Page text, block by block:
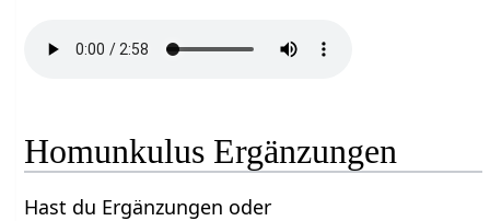
Homunkulus Ergänzungen
Hast du Ergänzungen oder